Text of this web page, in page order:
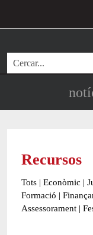
Cerca
Recursos
Tots | Econòmic |
Formació |
Assessorament |